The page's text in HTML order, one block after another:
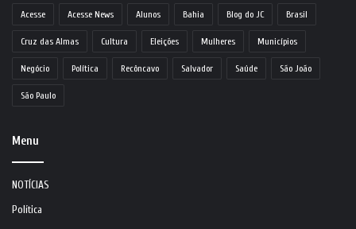
Acesse Acesse News Alunos Bahia Blog do JC Brasil
Cruz das Almas Cultura Eleições Mulheres Municípios
Negócio Política Recôncavo Salvador Saúde São João
São Paulo
Menu
NOTÍCIAS
Política